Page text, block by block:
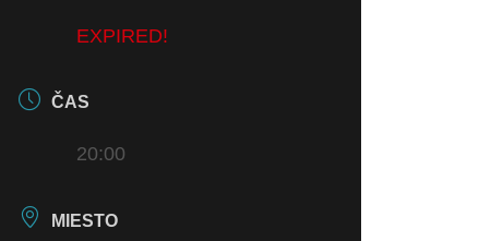
EXPIRED!
ČAS
20:00
MIESTO